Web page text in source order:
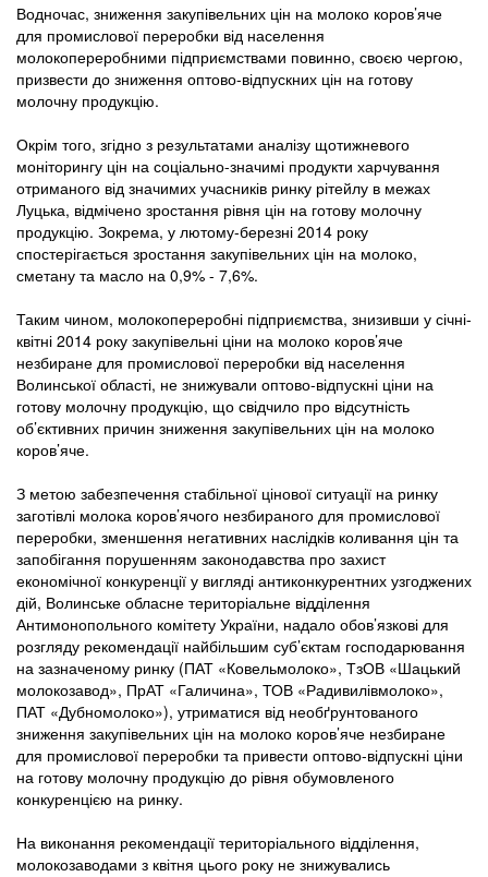
Водночас, зниження закупівельних цін на молоко коров’яче
для промислової переробки від населення
молокопереробними підприємствами повинно, своєю чергою,
призвести до зниження оптово-відпускних цін на готову
молочну продукцію.
Окрім того, згідно з результатами аналізу щотижневого
моніторингу цін на соціально-значимі продукти харчування
отриманого від значимих учасників ринку рітейлу в межах
Луцька, відмічено зростання рівня цін на готову молочну
продукцію. Зокрема, у лютому-березні 2014 року
спостерігається зростання закупівельних цін на молоко,
сметану та масло на 0,9% - 7,6%.
Таким чином, молокопереробні підприємства, знизивши у січні-
квітні 2014 року закупівельні ціни на молоко коров’яче
незбиране для промислової переробки від населення
Волинської області, не знижували оптово-відпускні ціни на
готову молочну продукцію, що свідчило про відсутність
об’єктивних причин зниження закупівельних цін на молоко
коров’яче.
З метою забезпечення стабільної цінової ситуації на ринку
заготівлі молока коров’ячого незбираного для промислової
переробки, зменшення негативних наслідків коливання цін та
запобігання порушенням законодавства про захист
економічної конкуренції у вигляді антиконкурентних узгоджених
дій, Волинське обласне територіальне відділення
Антимонопольного комітету України, надало обов’язкові для
розгляду рекомендації найбільшим суб’єктам господарювання
на зазначеному ринку (ПАТ «Ковельмолоко», ТзОВ «Шацький
молокозавод», ПрАТ «Галичина», ТОВ «Радивилівмолоко»,
ПАТ «Дубномолоко»), утриматися від необґрунтованого
зниження закупівельних цін на молоко коров’яче незбиране
для промислової переробки та привести оптово-відпускні ціни
на готову молочну продукцію до рівня обумовленого
конкуренцією на ринку.
На виконання рекомендації територіального відділення,
молокозаводами з квітня цього року не знижувались